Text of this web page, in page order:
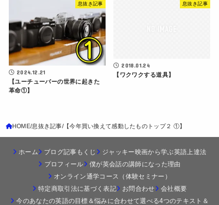
息抜き記事
2024.12.21
【ユーチューバーの世界に起きた
革命①】
息抜き記事
2018.01.24
【ワクワクする道具】
HOME 息抜き記事 【今年買い換えて感動したものトップ２ ①】
ホーム ブログ記事もくじ
ジャッキー映画から学ぶ英語上達法
プロフィール
僕が英会話の講師になった理由
オンライン通学コース（体験セミナー）
特定商取引法に基づく表記
お問合わせ
会社概要
今のあなたの英語の目標＆悩みに合わせて選べる4つのテキスト＆